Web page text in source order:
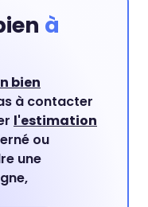
à
bien
à contacter
l'estimation
ou
une